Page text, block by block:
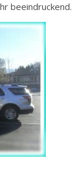
beeindruckend.